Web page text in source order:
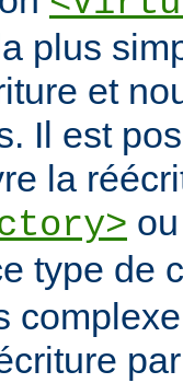
plus
et
Il est
la
type de